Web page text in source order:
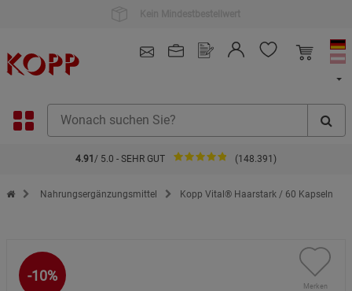
4.91 / 5.0 - SEHR GUT (148.391)
Zur Startseite des Kopp Verlag Online-Shop
Nahrungsergänzungsmittel Kopp Vital® Haarstark / 60 Kapseln
-10%
Merken